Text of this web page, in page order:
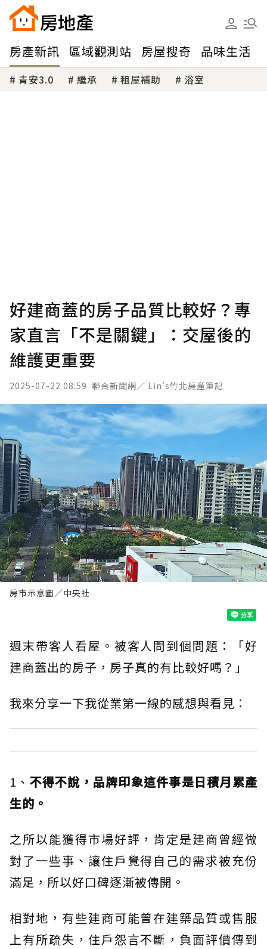
房產新訊 區域觀測站 房屋搜奇 品味生活
青安3.0 繼承 租屋補助 浴室
好建商蓋的房子品質比較好？專
家直言「不是關鍵」：交屋後的
維護更重要
2025-07-22 08:59 聯合新聞網／ Lin's竹北房產筆記
房市示意圖／中央社
週末帶客人看屋。被客人問到個問題：「好
建商蓋出的房子，房子真的有比較好嗎？」
我來分享一下我從業第一線的感想與看見：
1、 不得不說，品牌印象這件事是日積月累產
生的。
之所以能獲得市場好評，肯定是建商曾經做
對了一些事、讓住戶覺得自己的需求被充份
滿足，所以好口碑逐漸被傳開。
相對地，有些建商可能曾在建築品質或售服
上有所疏失，住戶怨言不斷，負面評價傳到